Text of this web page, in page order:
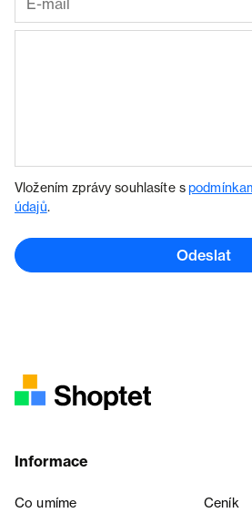
Vložením zprávy souhlasíte s
údajů.
Odeslat
Informace
Co umíme
Ceník